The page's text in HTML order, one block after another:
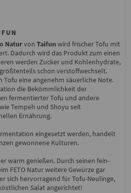
Naturvon Taifun wird frischer Tofu mit
Dadurch wird das Produkt zum einen
werden Zucker und Kohlenhydrate,
schon verstoffwechselt.
Tofu eine angenehm säuerliche Note.
die Bekömmlichkeit der
fermentierter Tofu und andere
Tempeh und Shoyu seit
Ernährung.
eingesetzt werden, handelt
gewonnene Kulturen.
warm genießen. Durch seinen fein-
FETO Natur weitere Gewürze gar
sich hervorragend für Tofu-Neulinge,
Salat angerichtet!